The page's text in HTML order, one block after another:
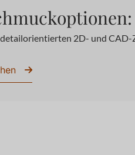
2D- und